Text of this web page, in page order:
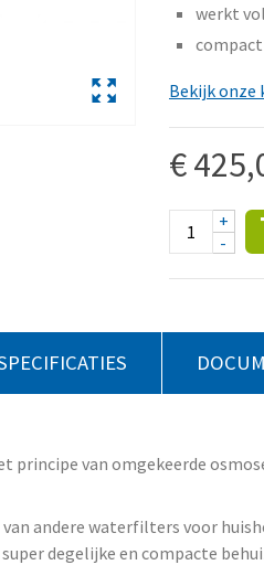
werkt
Bekijk onze
€
-
+
principe van omgekeerde
van andere waterfilters voor
degelijke en compacte